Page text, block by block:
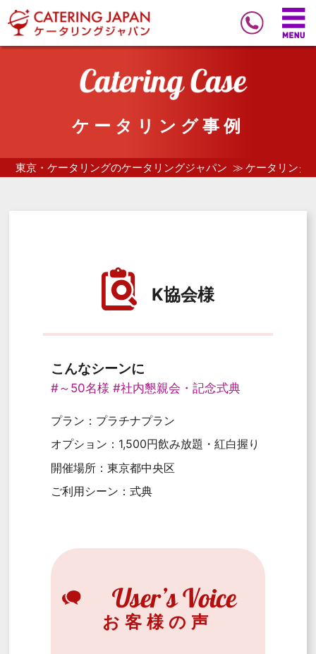
ケータリング事例
東京・ケータリングのケータリングジャパン ケータリング
K協会様
こんなシーンに
#～50名様 #社内懇親会・記念式典
プラン：プラチナプラン
オプション：1,500円飲み放題・紅白握り
開催場所：東京都中央区
ご利用シーン：式典
お客様の声